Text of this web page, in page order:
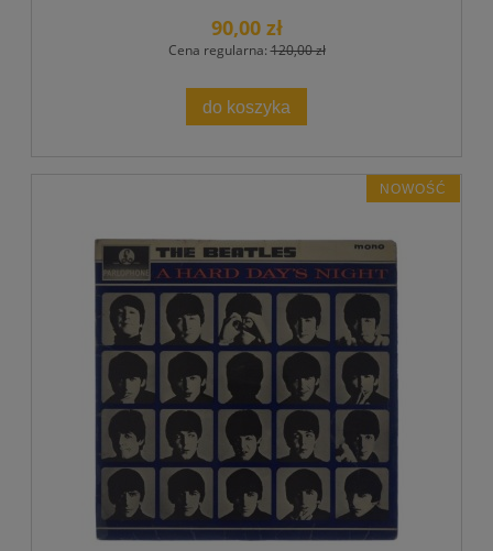
90,00 zł
Cena regularna:120,00 zł
do koszyka
NOWOŚĆ